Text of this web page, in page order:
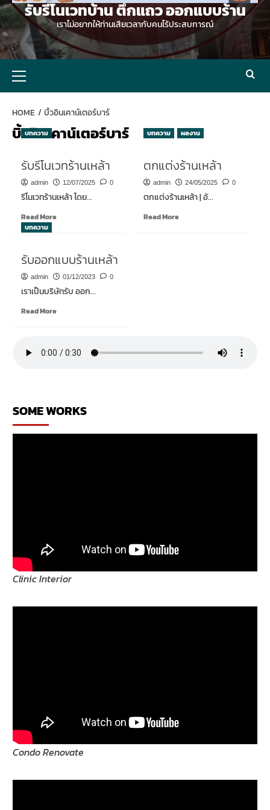
รับรีโนเวทบ้าน ตึกแถว ออกแบบร้าน
เราไม่อยากให้ท่านเสียเวลากับคนไร้ประสบการณ์
Menu
HOME บิ้วอินเคาน์เตอร์บาร์
บิ้วอินเคาน์เตอร์บาร์
บทความ
รับรีโนเวทร้านเหล้า
admin 12/07/2025 0
รีโนเวทร้านเหล้า โดย...
Read MoreRead
รี
โน
ร้าน
บทความ ผลงาน
ตกแต่งร้านเหล้า
admin 24/05/2025 0
ตกแต่งร้านเหล้า | อั...
Read MoreRead
บทความ
รับออกแบบร้านเหล้า
admin 01/12/2023 0
เราเป็นบริษัทรับ ออก...
Read MoreRead
ออกแบบ
SOME WORKS
Clinic Interior
Condo Renovate